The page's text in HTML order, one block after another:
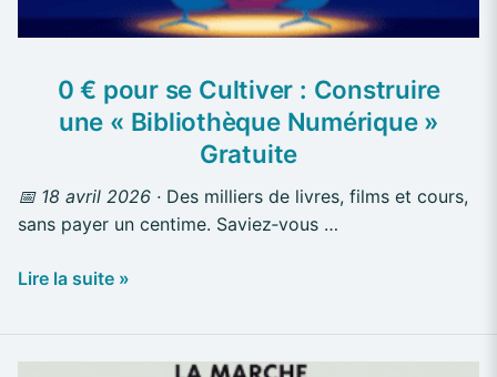
0 € pour se Cultiver : Construire
une « Bibliothèque Numérique »
Gratuite
📅 18 avril 2026 · Des milliers de livres, films et cours,
sans payer un centime. Saviez‑vous …
« Bibliothèque
Numérique »
Lire la suite »